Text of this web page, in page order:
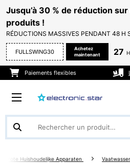
Jusqu’à 30 % de réduction
produits !
RÉDUCTIONS MASSIVES PENDANT 48 H
FULLSWING30
Achetez
maintenant
27 H
Paiements flexibles
Grote Huishoudelijke Apparaten Vaatwasser